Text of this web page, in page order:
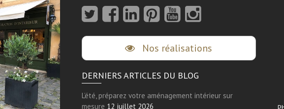
Nos réalisations
DERNIERS ARTICLES DU BLOG
L’été, préparez votre aménagement intérieur sur
mesure 12 juillet 2026